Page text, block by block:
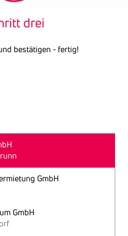
drei
bestätigen - fertig!
GmbH
GmbH